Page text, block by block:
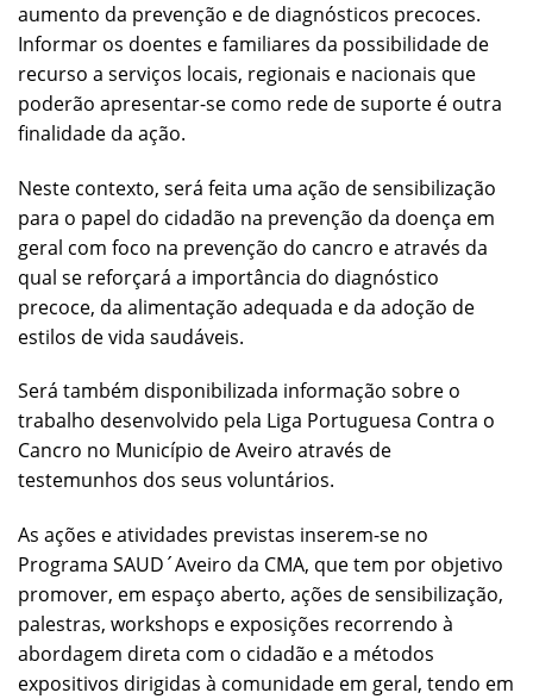
aumento da prevenção e de diagnósticos precoces.
Informar os doentes e familiares da possibilidade de
recurso a serviços locais, regionais e nacionais que
poderão apresentar-se como rede de suporte é outra
finalidade da ação.
Neste contexto, será feita uma ação de sensibilização
para o papel do cidadão na prevenção da doença em
geral com foco na prevenção do cancro e através da
qual se reforçará a importância do diagnóstico
precoce, da alimentação adequada e da adoção de
estilos de vida saudáveis.
Será também disponibilizada informação sobre o
trabalho desenvolvido pela Liga Portuguesa Contra o
Cancro no Município de Aveiro através de
testemunhos dos seus voluntários.
As ações e atividades previstas inserem-se no
Programa SAUD´Aveiro da CMA, que tem por objetivo
promover, em espaço aberto, ações de sensibilização,
palestras, workshops e exposições recorrendo à
abordagem direta com o cidadão e a métodos
expositivos dirigidas à comunidade em geral, tendo em